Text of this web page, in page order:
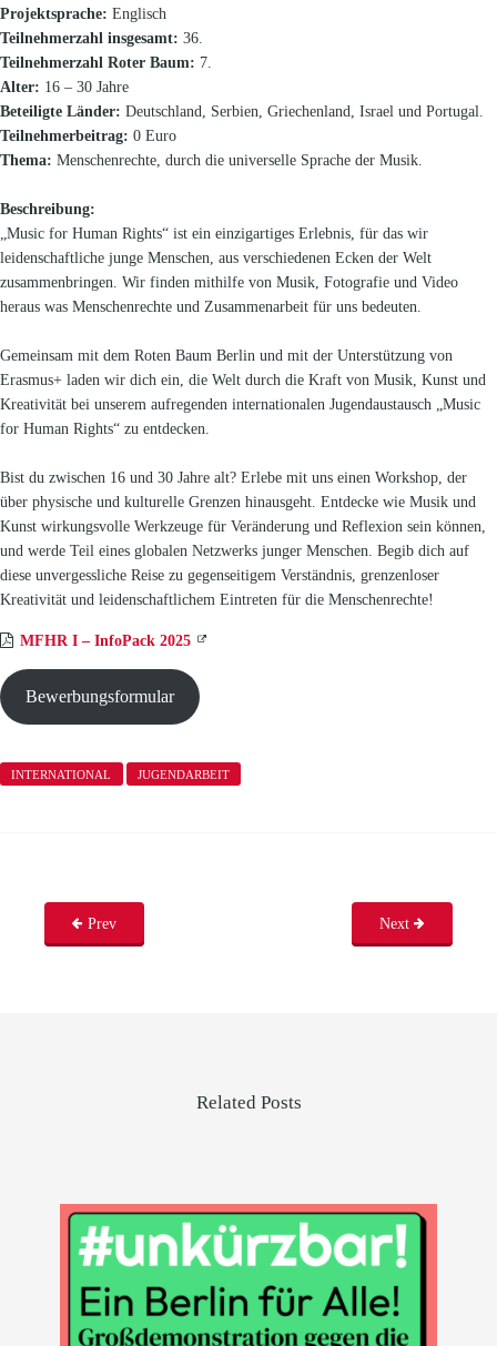
Projektsprache: Englisch
Teilnehmerzahl insgesamt: 36.
Teilnehmerzahl Roter Baum: 7.
Alter: 16 – 30 Jahre
Beteiligte Länder: Deutschland, Serbien, Griechenland, Israel und Portugal.
Teilnehmerbeitrag: 0 Euro
Thema: Menschenrechte, durch die universelle Sprache der Musik.
Beschreibung:
„Music for Human Rights“ ist ein einzigartiges Erlebnis, für das wir
leidenschaftliche junge Menschen, aus verschiedenen Ecken der Welt
zusammenbringen. Wir finden mithilfe von Musik, Fotografie und Video
heraus was Menschenrechte und Zusammenarbeit für uns bedeuten.
Gemeinsam mit dem Roten Baum Berlin und mit der Unterstützung von
Erasmus+ laden wir dich ein, die Welt durch die Kraft von Musik, Kunst und
Kreativität bei unserem aufregenden internationalen Jugendaustausch „Music
for Human Rights“ zu entdecken.
Bist du zwischen 16 und 30 Jahre alt? Erlebe mit uns einen Workshop, der
über physische und kulturelle Grenzen hinausgeht. Entdecke wie Musik und
Kunst wirkungsvolle Werkzeuge für Veränderung und Reflexion sein können,
und werde Teil eines globalen Netzwerks junger Menschen. Begib dich auf
diese unvergessliche Reise zu gegenseitigem Verständnis, grenzenloser
Kreativität und leidenschaftlichem Eintreten für die Menschenrechte!
MFHR I – InfoPack 2025
Bewerbungsformular
INTERNATIONAL JUGENDARBEIT
Prev Next
Related Posts